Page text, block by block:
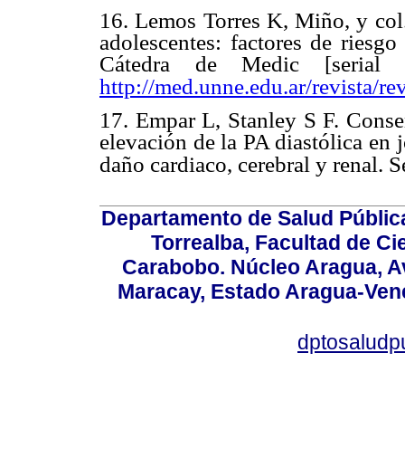
16.Lemos Torres K, Miño, y
adolescentes: factores de
Cátedra de Medic [serial
http://med.unne.edu.ar/revista/
17. Empar L, Stanley S F.
elevación de la PA diastólica en
daño cardiaco, cerebral y renal.
Departamento de Salud
Torrealba, Facultad de
Carabobo. Núcleo Aragua,
Maracay, Estado Aragua-